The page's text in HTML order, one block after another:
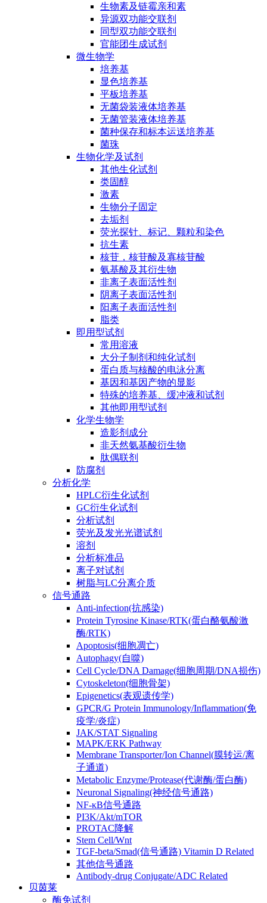
生物素及链霉亲和素
异源双功能交联剂
同型双功能交联剂
官能团生成试剂
微生物学
培养基
显色培养基
平板培养基
无菌袋装液体培养基
无菌管装液体培养基
菌种保存和标本运送培养基
菌珠
生物化学及试剂
其他生化试剂
类固醇
激素
生物分子固定
去垢剂
荧光探针、标记、颗粒和染色
抗生素
核苷，核苷酸及寡核苷酸
氨基酸及其衍生物
非离子表面活性剂
阴离子表面活性剂
阳离子表面活性剂
脂类
即用型试剂
常用溶液
大分子制剂和纯化试剂
蛋白质与核酸的电泳分离
基因和基因产物的显影
特殊的培养基、缓冲液和试剂
其他即用型试剂
化学生物学
造影剂成分
非天然氨基酸衍生物
肽偶联剂
防腐剂
分析化学
HPLC衍生化试剂
GC衍生化试剂
分析试剂
荧光及发光光谱试剂
溶剂
分析标准品
离子对试剂
树脂与LC分离介质
信号通路
Anti-infection(抗感染)
Protein Tyrosine Kinase/RTK(蛋白酪氨酸激
酶/RTK)
Apoptosis(细胞凋亡)
Autophagy(自噬)
Cell Cycle/DNA Damage(细胞周期/DNA损伤)
Cytoskeleton(细胞骨架)
Epigenetics(表观遗传学)
GPCR/G Protein Immunology/Inflammation(免
疫学/炎症)
JAK/STAT Signaling
MAPK/ERK Pathway
Membrane Transporter/Ion Channel(膜转运/离
子通道)
Metabolic Enzyme/Protease(代谢酶/蛋白酶)
Neuronal Signaling(神经信号通路)
NF-κB信号通路
PI3K/Akt/mTOR
PROTAC降解
Stem Cell/Wnt
TGF-beta/Smad(信号通路) Vitamin D Related
其他信号通路
Antibody-drug Conjugate/ADC Related
贝茵莱
酶免试剂